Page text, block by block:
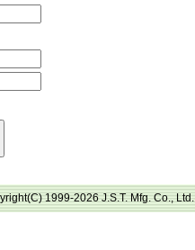
1999-2026 J.S.T. Mfg. Co., Ltd.